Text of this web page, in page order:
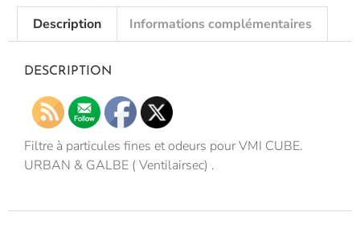
Description
Informations complémentaires
DESCRIPTION
Filtre à particules fines et odeurs pour VMI CUBE.
URBAN & GALBE ( Ventilairsec) .